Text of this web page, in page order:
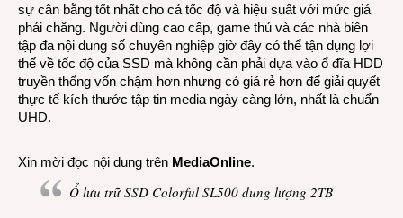
sự cân bằng tốt nhất cho cả tốc độ và hiệu suất với mức giá
phải chăng. Người dùng cao cấp, game thủ và các nhà biên
tập đa nội dung số chuyên nghiệp giờ đây có thể tận dụng lợi
thế về tốc độ của SSD mà không cần phải dựa vào ổ đĩa HDD
truyền thống vốn chậm hơn nhưng có giá rẻ hơn để giải quyết
thực tế kích thước tập tin media ngày càng lớn, nhất là chuẩn
UHD.
Xin mời đọc nội dung trên MediaOnline.
Ổ lưu trữ SSD Colorful SL500 dung lượng 2TB